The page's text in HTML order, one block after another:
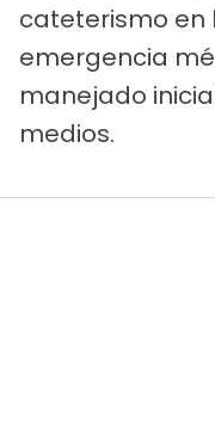
cateterismo en
emergencia
manejado
medios.